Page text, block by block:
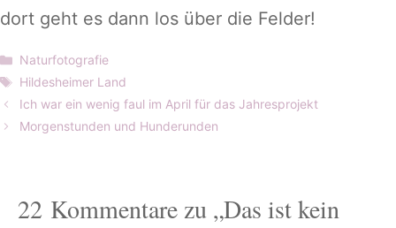
dort geht es dann los über die Felder!
Kategorien
Naturfotografie
Schlagwörter
Hildesheimer Land
Ich war ein wenig faul im April für das Jahresprojekt
Morgenstunden und Hunderunden
22 Kommentare zu „Das ist kein